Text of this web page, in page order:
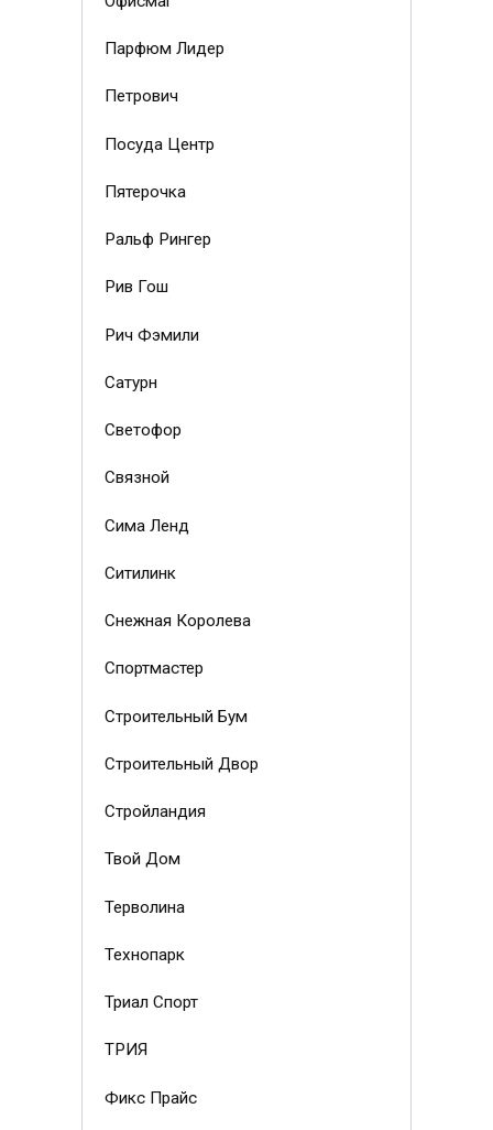
Парфюм Лидер
Петрович
Посуда Центр
Пятерочка
Ральф Рингер
Рив Гош
Рич Фэмили
Сатурн
Светофор
Связной
Сима Ленд
Ситилинк
Снежная Королева
Спортмастер
Строительный Бум
Строительный Двор
Стройландия
Твой Дом
Терволина
Технопарк
Триал Спорт
ТРИЯ
Фикс Прайс